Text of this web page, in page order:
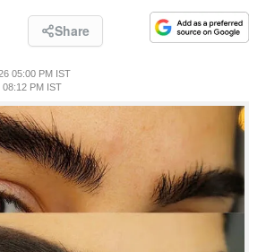
Share
05:00 PM IST
08:12 PM IST